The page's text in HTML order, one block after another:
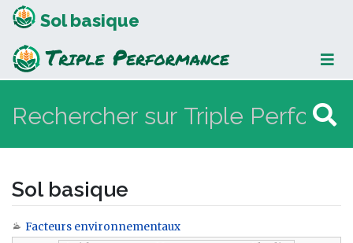
Sol basique
Sol basique
Aller à :navigation,rechercher
Facteurs environnementaux